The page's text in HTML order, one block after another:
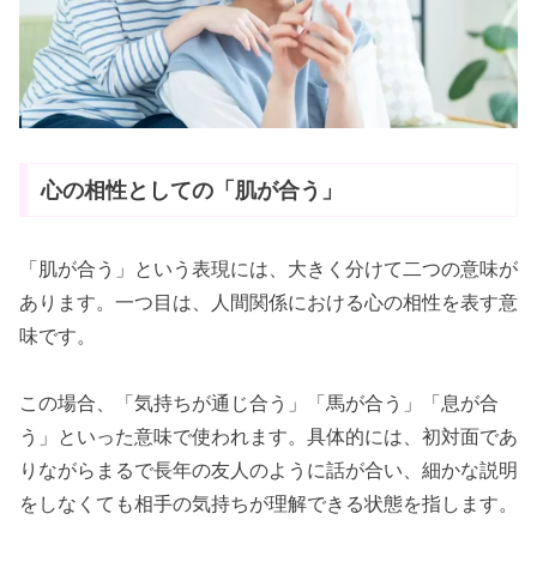
心の相性としての「肌が合う」
「肌が合う」という表現には、大きく分けて二つの意味が
あります。一つ目は、人間関係における心の相性を表す意
味です。
この場合、「気持ちが通じ合う」「馬が合う」「息が合
う」といった意味で使われます。具体的には、初対面であ
りながらまるで長年の友人のように話が合い、細かな説明
をしなくても相手の気持ちが理解できる状態を指します。